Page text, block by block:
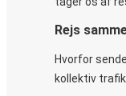
Rejs
Hvorfor
kollektiv